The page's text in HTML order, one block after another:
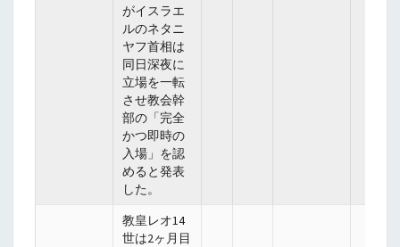
がイスラエ
ルのネタニ
ヤフ首相は
同日深夜に
立場を一転
させ教会幹
部の「完全
かつ即時の
入場」を認
めると発表
した。
教皇レオ14
世は2ヶ月目